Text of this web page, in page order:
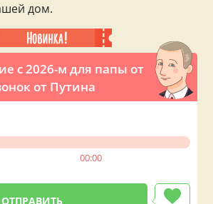
с 2026-м для папы от
от Путина
00:00
дом.